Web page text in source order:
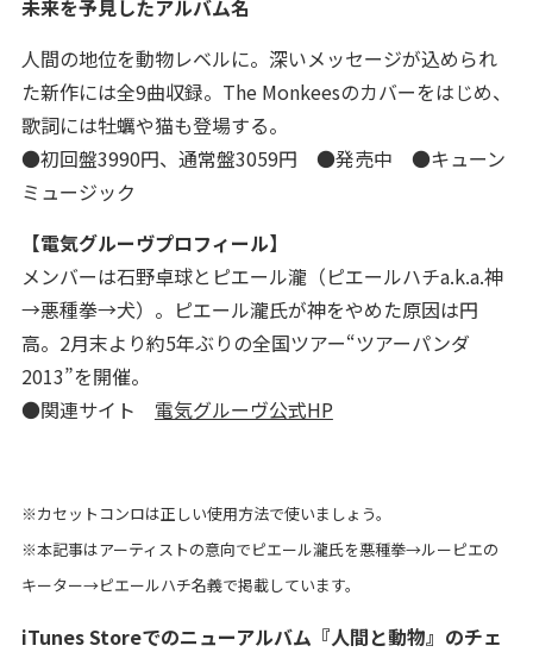
未来を予見したアルバム名
人間の地位を動物レベルに。深いメッセージが込められ
た新作には全9曲収録。The Monkeesのカバーをはじめ、
歌詞には牡蠣や猫も登場する。
●初回盤3990円、通常盤3059円 ●発売中 ●キューン
ミュージック
【電気グルーヴプロフィール】
メンバーは石野卓球とピエール瀧（ピエールハチa.k.a.神
→悪種拳→犬）。ピエール瀧氏が神をやめた原因は円
高。2月末より約5年ぶりの全国ツアー“ツアーパンダ
2013”を開催。
●関連サイト 電気グルーヴ公式HP
※カセットコンロは正しい使用方法で使いましょう。
※本記事はアーティストの意向でピエール瀧氏を悪種拳→ルーピエの
キーター→ピエールハチ名義で掲載しています。
iTunes Storeでのニューアルバム『人間と動物』のチェ